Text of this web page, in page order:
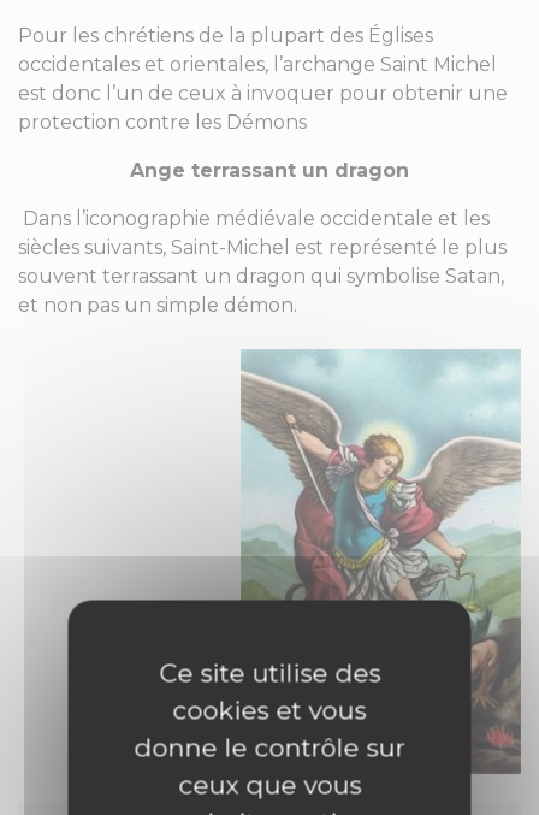
Pour les chrétiens de la plupart des Églises
occidentales et orientales, l’archange Saint Michel
est donc l’un de ceux à invoquer pour obtenir une
protection contre les Démons
Ange terrassant un dragon
Dans l’iconographie médiévale occidentale et les
siècles suivants, Saint-Michel est représenté le plus
souvent terrassant un dragon qui symbolise Satan,
et non pas un simple démon.
Ce site utilise des
cookies et vous
donne le contrôle sur
ceux que vous